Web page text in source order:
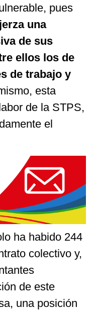
pues
una
de sus
ellos los de
de trabajo y
esta
de la STPS,
el
ha habido 244
colectivo y,
de este
una posición